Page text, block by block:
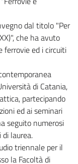
dal titolo "Per
che ha avuto
ferrovie ed i circuiti
di Catania,
partecipando
ed ai seminari
seguito numerosi
laurea.
triennale per il
la Facoltà di